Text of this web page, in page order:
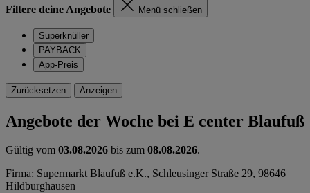
Filtere deine Angebote Menü schließen
Superknüller
PAYBACK
App-Preis
Zurücksetzen Anzeigen
Angebote der Woche bei E center Blaufuß
Gültig vom 03.08.2026 bis zum 08.08.2026.
Firma: Supermarkt Blaufuß e.K., Schleusinger Straße 29, 98646
Hildburghausen